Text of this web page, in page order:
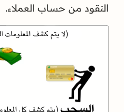
النقود من حساب العملاء.